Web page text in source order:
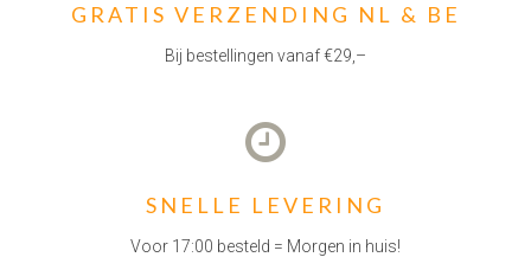
GRATIS VERZENDING NL & BE
Bij bestellingen vanaf €29,–
SNELLE LEVERING
Voor 17:00 besteld = Morgen in huis!